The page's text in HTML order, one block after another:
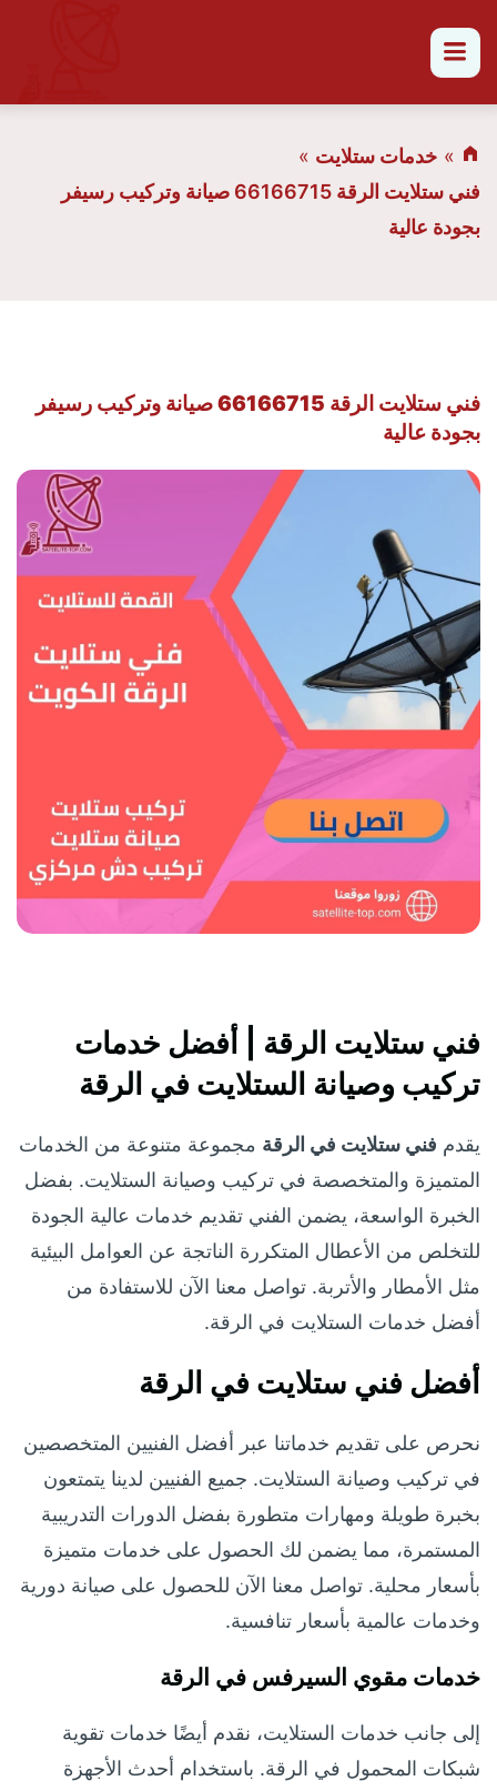
خدمات ستلايت
فني ستلايت الرقة 66166715 صيانة وتركيب رسيفر
بجودة عالية
فني ستلايت الرقة 66166715 صيانة وتركيب رسيفر
بجودة عالية
فني ستلايت الرقة | أفضل خدمات
تركيب وصيانة الستلايت في الرقة
يقدم فني ستلايت في الرقة مجموعة متنوعة من الخدمات
المتميزة والمتخصصة في تركيب وصيانة الستلايت. بفضل
الخبرة الواسعة، يضمن الفني تقديم خدمات عالية الجودة
للتخلص من الأعطال المتكررة الناتجة عن العوامل البيئية
مثل الأمطار والأتربة. تواصل معنا الآن للاستفادة من
أفضل خدمات الستلايت في الرقة.
أفضل فني ستلايت في الرقة
نحرص على تقديم خدماتنا عبر أفضل الفنيين المتخصصين
في تركيب وصيانة الستلايت. جميع الفنيين لدينا يتمتعون
بخبرة طويلة ومهارات متطورة بفضل الدورات التدريبية
المستمرة، مما يضمن لك الحصول على خدمات متميزة
بأسعار محلية. تواصل معنا الآن للحصول على صيانة دورية
وخدمات عالمية بأسعار تنافسية.
خدمات مقوي السيرفس في الرقة
إلى جانب خدمات الستلايت، نقدم أيضًا خدمات تقوية
شبكات المحمول في الرقة. باستخدام أحدث الأجهزة